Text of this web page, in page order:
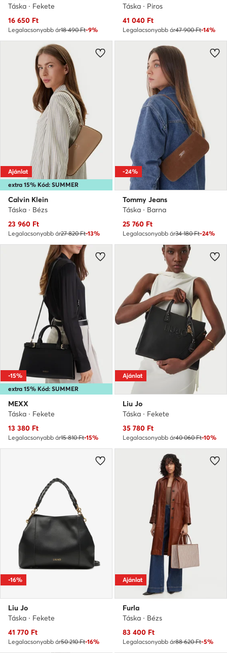
Táska · Fekete
Aktuális ár
16 650 Ft
Legalacsonyabb ár18 490 Ft-9%
Táska · Piros
Aktuális ár
41 040 Ft
Legalacsonyabb ár47 900 Ft-14%
extra 15% Kód: SUMMER
Ajánlat
Calvin Klein
Táska · Bézs
Aktuális ár
23 960 Ft
Legalacsonyabb ár27 820 Ft-13%
-24%
Tommy Jeans
Táska · Barna
Aktuális ár
25 760 Ft
Legalacsonyabb ár34 180 Ft-24%
extra 15% Kód: SUMMER
-15%
MEXX
Táska · Fekete
Aktuális ár
13 380 Ft
Legalacsonyabb ár15 810 Ft-15%
Ajánlat
Liu Jo
Táska · Fekete
Aktuális ár
35 780 Ft
Legalacsonyabb ár40 060 Ft-10%
-16%
Liu Jo
Táska · Fekete
Aktuális ár
41 770 Ft
Legalacsonyabb ár50 210 Ft-16%
Ajánlat
Furla
Táska · Bézs
Aktuális ár
83 400 Ft
Legalacsonyabb ár88 620 Ft-5%